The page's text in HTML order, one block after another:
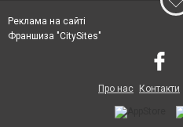
Реклама на сайті
Франшиза "CitySites"
Про нас Контакти